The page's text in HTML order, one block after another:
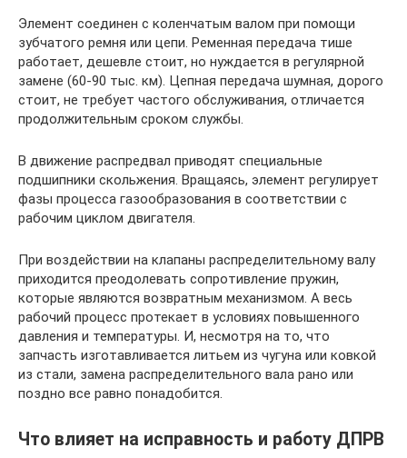
Элемент соединен с коленчатым валом при помощи
зубчатого ремня или цепи. Ременная передача тише
работает, дешевле стоит, но нуждается в регулярной
замене (60-90 тыс. км). Цепная передача шумная, дорого
стоит, не требует частого обслуживания, отличается
продолжительным сроком службы.
В движение распредвал приводят специальные
подшипники скольжения. Вращаясь, элемент регулирует
фазы процесса газообразования в соответствии с
рабочим циклом двигателя.
При воздействии на клапаны распределительному валу
приходится преодолевать сопротивление пружин,
которые являются возвратным механизмом. А весь
рабочий процесс протекает в условиях повышенного
давления и температуры. И, несмотря на то, что
запчасть изготавливается литьем из чугуна или ковкой
из стали, замена распределительного вала рано или
поздно все равно понадобится.
Что влияет на исправность и работу ДПРВ